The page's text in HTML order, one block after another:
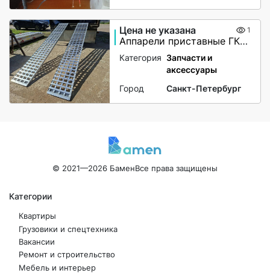
Цена не указана 1
Аппарели приставные ГКА 5.350.40 2/3
Категория Запчасти и
аксессуары
Город
Санкт-Петербург
© 2021—2026 БаменВсе права защищены
Категории
Квартиры
Грузовики и спецтехника
Вакансии
Ремонт и строительство
Мебель и интерьер